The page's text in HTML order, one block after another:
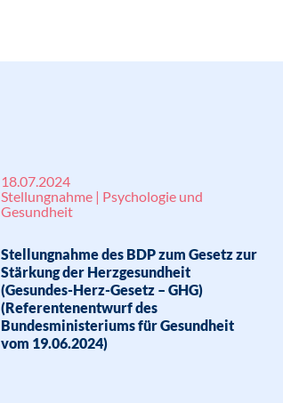
18.07.2024
Stellungnahme | Psychologie und
Gesundheit
Stellungnahme des BDP zum Gesetz zur
Stärkung der Herzgesundheit
(Gesundes-Herz-Gesetz – GHG)
(Referentenentwurf des
Bundesministeriums für Gesundheit
vom 19.06.2024)